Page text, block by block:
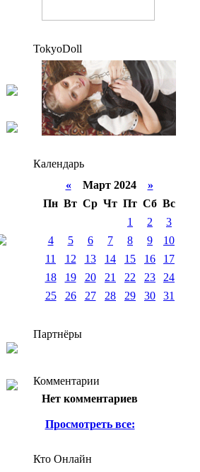
TokyoDoll
Календарь
«Март 2024 »
Пн Вт Ср Чт Пт Сб Вс
1
2
3
4
5 6 7 8 9
10
11
12 13 14 15 16
17
18
19 20 21 22 23
24
25
26 27 28 29 30 31
Партнёры
Комментарии
Нет комментариев
Просмотреть все:
Кто Онлайн